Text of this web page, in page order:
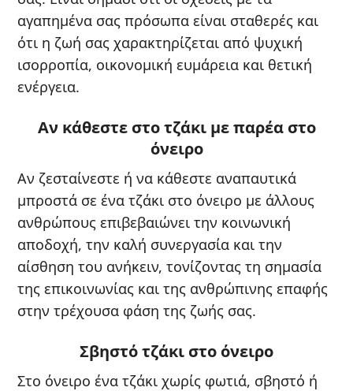
αγαπημένα σας πρόσωπα είναι σταθερές και
ότι η ζωή σας χαρακτηρίζεται από ψυχική
ισορροπία, οικονομική ευμάρεια και θετική
ενέργεια.
Αν κάθεστε στο τζάκι με παρέα στο
όνειρο
Αν ζεσταίνεστε ή να κάθεστε αναπαυτικά
μπροστά σε ένα τζάκι στο όνειρο με άλλους
ανθρώπους επιβεβαιώνει την κοινωνική
αποδοχή, την καλή συνεργασία και την
αίσθηση του ανήκειν, τονίζοντας τη σημασία
της επικοινωνίας και της ανθρώπινης επαφής
στην τρέχουσα φάση της ζωής σας.
Σβηστό τζάκι στο όνειρο
Στο όνειρο ένα τζάκι χωρίς φωτιά, σβηστό ή